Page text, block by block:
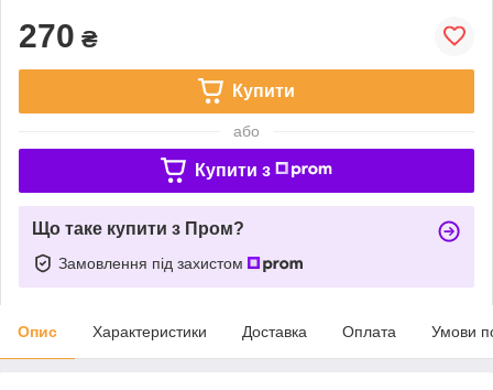
270 ₴
Купити
або
Купити з
Що таке купити з Пром?
Замовлення під захистом
Опис Характеристики Доставка Оплата Умови